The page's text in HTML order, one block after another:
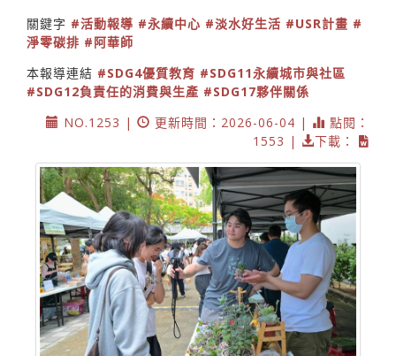
關鍵字 #活動報導 #永續中心 #淡水好生活 #USR計畫 #
淨零碳排 #阿華師
本報導連結 #SDG4優質教育 #SDG11永續城市與社區
#SDG12負責任的消費與生產 #SDG17夥伴關係
NO.1253 |
更新時間：2026-06-04 |
點閱：
1553 |
下載：